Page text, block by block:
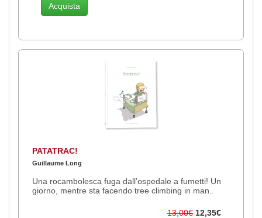
Acquista
PATATRAC!
Guillaume Long
Una rocambolesca fuga dall’ospedale a fumetti! Un
giorno, mentre sta facendo tree climbing in man..
13,00€ 12,35€